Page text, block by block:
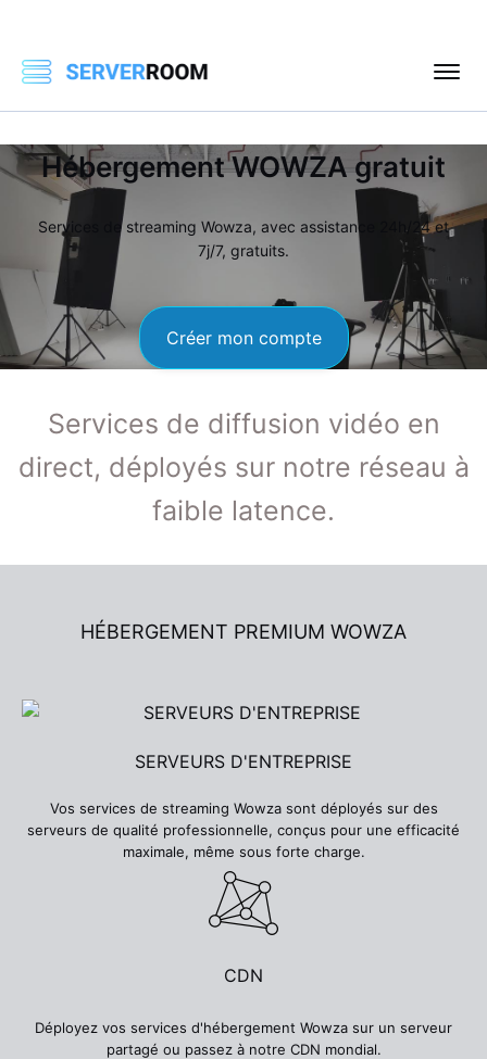
Hébergement WOWZA gratuit
Services de streaming Wowza, avec assistance 24h/24 et
7j/7, gratuits.
Créer mon compte
Services de diffusion vidéo en
direct, déployés sur notre réseau à
faible latence.
HÉBERGEMENT PREMIUM WOWZA
SERVEURS D'ENTREPRISE
Vos services de streaming Wowza sont déployés sur des
serveurs de qualité professionnelle, conçus pour une efficacité
maximale, même sous forte charge.
CDN
Déployez vos services d'hébergement Wowza sur un serveur
partagé ou passez à notre CDN mondial.